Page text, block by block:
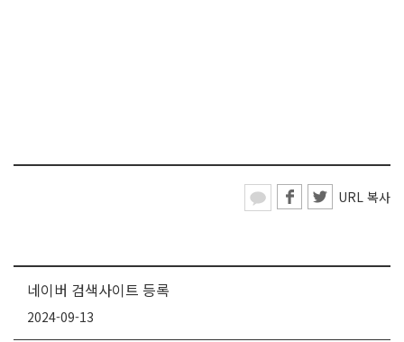
URL 복사
네이버 검색사이트 등록
2024-09-13